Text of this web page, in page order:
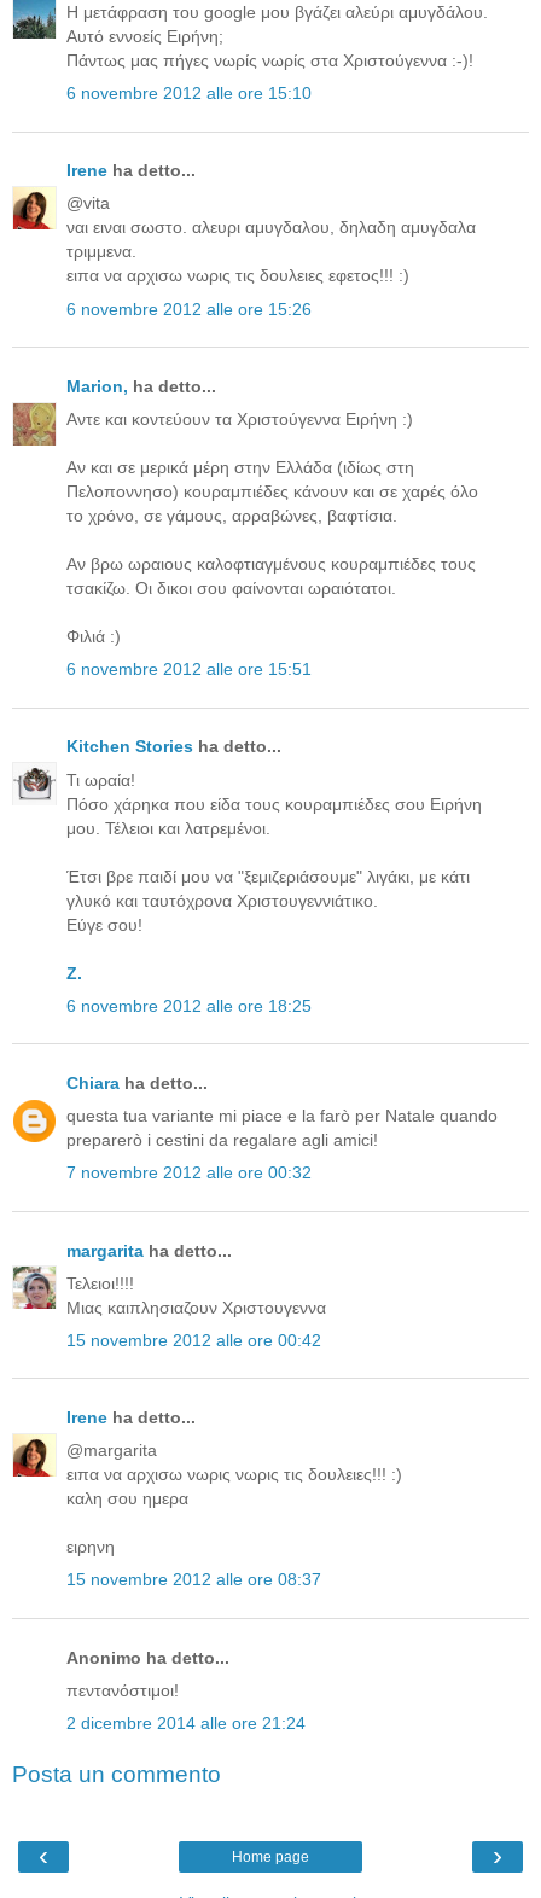
Η μετάφραση του google μου βγάζει αλεύρι αμυγδάλου.
Αυτό εννοείς Ειρήνη;
Πάντως μας πήγες νωρίς νωρίς στα Χριστούγεννα :-)!
6 novembre 2012 alle ore 15:10
Irene ha detto...
@vita
ναι ειναι σωστο. αλευρι αμυγδαλου, δηλαδη αμυγδαλα
τριμμενα.
ειπα να αρχισω νωρις τις δουλειες εφετος!!! :)
6 novembre 2012 alle ore 15:26
Μarion, ha detto...
Aντε και κοντεύουν τα Χριστούγεννα Ειρήνη :)
Αν και σε μερικά μέρη στην Ελλάδα (ιδίως στη
Πελοποννησο) κουραμπιέδες κάνουν και σε χαρές όλο
το χρόνο, σε γάμους, αρραβώνες, βαφτίσια.
Αν βρω ωραιους καλοφτιαγμένους κουραμπιέδες τους
τσακίζω. Οι δικοι σου φαίνονται ωραιότατοι.
Φιλιά :)
6 novembre 2012 alle ore 15:51
Kitchen Stories ha detto...
Τι ωραία!
Πόσο χάρηκα που είδα τους κουραμπιέδες σου Ειρήνη
μου. Τέλειοι και λατρεμένοι.
Έτσι βρε παιδί μου να "ξεμιζεριάσουμε" λιγάκι, με κάτι
γλυκό και ταυτόχρονα Χριστουγεννιάτικο.
Εύγε σου!
Z.
6 novembre 2012 alle ore 18:25
Chiara ha detto...
questa tua variante mi piace e la farò per Natale quando
preparerò i cestini da regalare agli amici!
7 novembre 2012 alle ore 00:32
margarita ha detto...
Τελειοι!!!!
Μιας καιπλησιαζουν Χριστουγεννα
15 novembre 2012 alle ore 00:42
Irene ha detto...
@margarita
ειπα να αρχισω νωρις νωρις τις δουλειες!!! :)
καλη σου ημερα
ειρηνη
15 novembre 2012 alle ore 08:37
Anonimo ha detto...
πεντανόστιμοι!
2 dicembre 2014 alle ore 21:24
Posta un commento
‹ ›
Home page